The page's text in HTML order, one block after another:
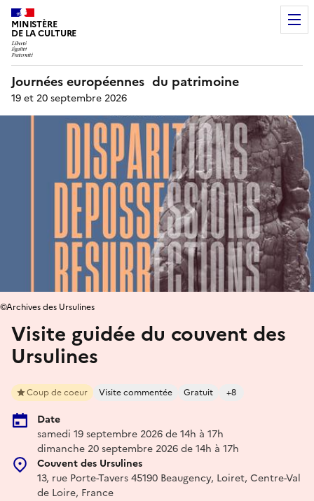
MINISTÈRE
DE LA CULTURE
Journées européennes du patrimoine
19 et 20 septembre 2026
Visite guidée du couvent des
Ursulines
Coup de coeur Visite commentée Gratuit +8
Date
samedi 19 septembre 2026 de 14h à 17h
dimanche 20 septembre 2026 de 14h à 17h
Couvent des Ursulines
13, rue Porte-Tavers 45190 Beaugency, Loiret, Centre-Val
de Loire, France
©Archives des Ursulines